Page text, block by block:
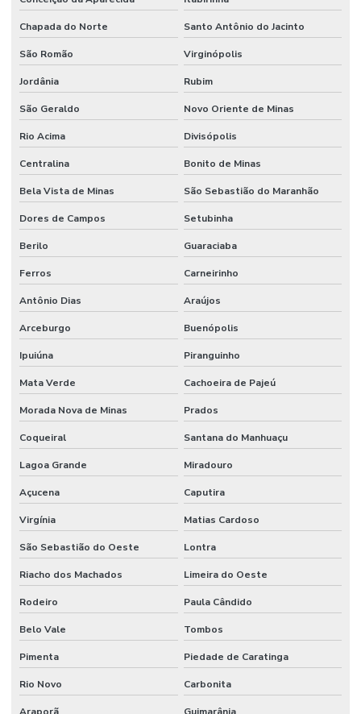
Chapada do Norte Santo Antônio do Jacinto
São Romão Virginópolis
Jordânia Rubim
São Geraldo Novo Oriente de Minas
Rio Acima Divisópolis
Centralina Bonito de Minas
Bela Vista de Minas São Sebastião do Maranhão
Dores de Campos Setubinha
Berilo Guaraciaba
Ferros Carneirinho
Antônio Dias Araújos
Arceburgo Buenópolis
Ipuiúna Piranguinho
Mata Verde Cachoeira de Pajeú
Morada Nova de Minas Prados
Coqueiral Santana do Manhuaçu
Lagoa Grande Miradouro
Açucena Caputira
Virgínia Matias Cardoso
São Sebastião do Oeste Lontra
Riacho dos Machados Limeira do Oeste
Rodeiro Paula Cândido
Belo Vale Tombos
Pimenta Piedade de Caratinga
Rio Novo Carbonita
Araporã Guimarânia